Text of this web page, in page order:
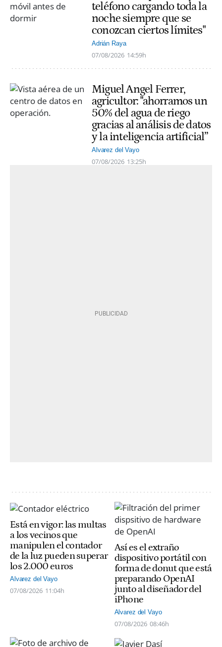
teléfono cargando toda la
noche siempre que se
conozcan ciertos límites"
Adrián Raya
07/08/2026 14:59h
Miguel Angel Ferrer,
agricultor: "ahorramos un
50% del agua de riego
gracias al análisis de datos
y la inteligencia artificial”
Alvarez del Vayo
07/08/2026 13:25h
Está en vigor: las multas
a los vecinos que
manipulen el contador
de la luz pueden superar
los 2.000 euros
Alvarez del Vayo
07/08/2026 11:04h
Así es el extraño
dispositivo portátil con
forma de donut que está
preparando OpenAI
junto al diseñador del
iPhone
Alvarez del Vayo
07/08/2026 08:46h